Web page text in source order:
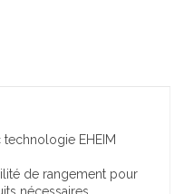
EHEIM
de rangement pour
nécessaires.